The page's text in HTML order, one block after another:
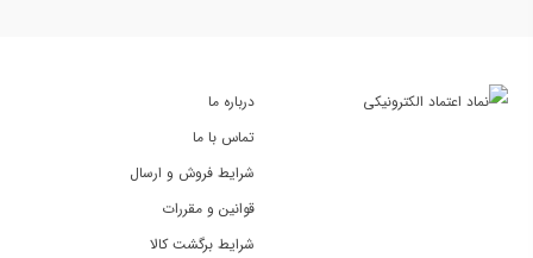
درباره ما
تماس با ما
شرایط فروش و ارسال
قوانین و مقررات
شرایط برگشت کالا